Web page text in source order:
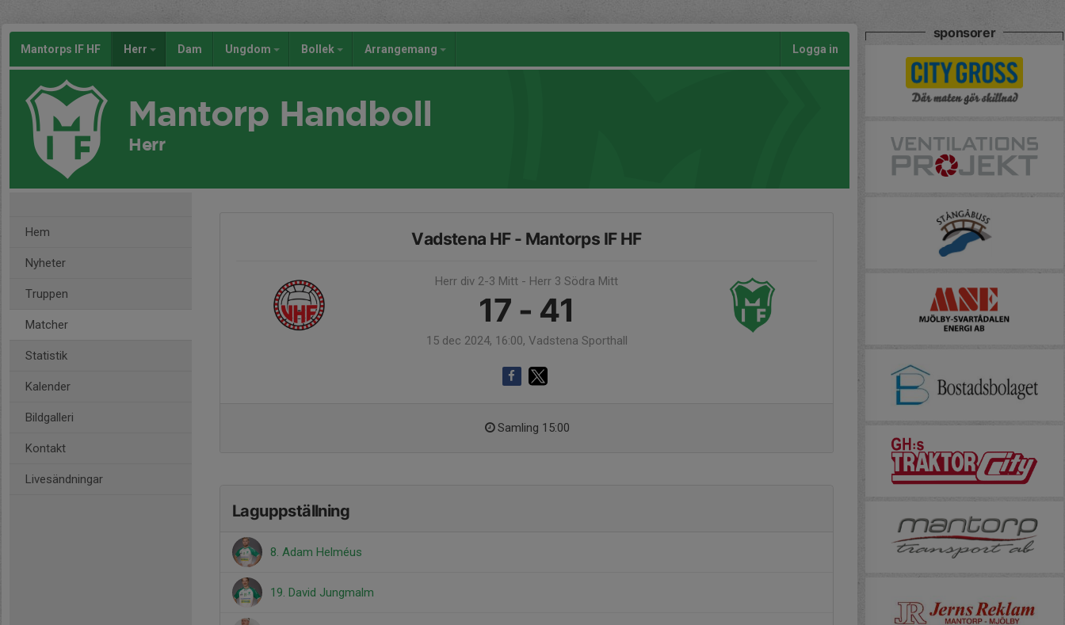
Mantorps IF HF Herr Dam Ungdom Bollek Arrangemang Logga in
Mantorp Handboll
Herr
Hem
Nyheter
Truppen
Matcher
Statistik
Kalender
Bildgalleri
Kontakt
Livesändningar
Vadstena HF - Mantorps IF HF
Herr div 2-3 Mitt - Herr 3 Södra Mitt
17 - 41
15 dec 2024, 16:00, Vadstena Sporthall
Samling 15:00
Laguppställning
8. Adam Helméus
19. David Jungmalm
sponsorer